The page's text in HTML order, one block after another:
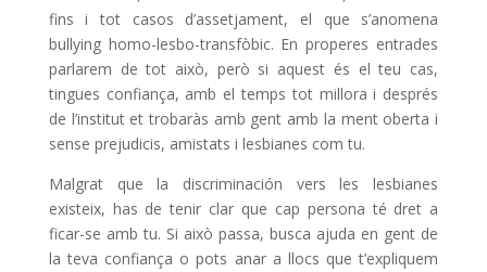
fins i tot casos d’assetjament, el que s’anomena
bullying homo-lesbo-transfòbic. En properes entrades
parlarem de tot això, però si aquest és el teu cas,
tingues confiança, amb el temps tot millora i després
de l’institut et trobaràs amb gent amb la ment oberta i
sense prejudicis, amistats i lesbianes com tu.
Malgrat que la discriminación vers les lesbianes
existeix, has de tenir clar que cap persona té dret a
ficar-se amb tu. Si això passa, busca ajuda en gent de
la teva confiança o pots anar a llocs que t’expliquem